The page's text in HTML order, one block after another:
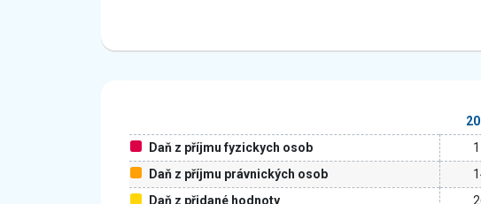
Daň z příjmu fyzickych osob
Daň z příjmu právnických osob
Daň z přidané hodnoty